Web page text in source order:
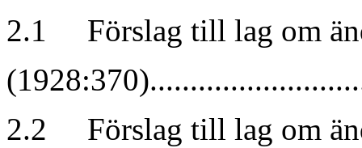
2.1 Förslag till lag om
2.2 Förslag till lag om